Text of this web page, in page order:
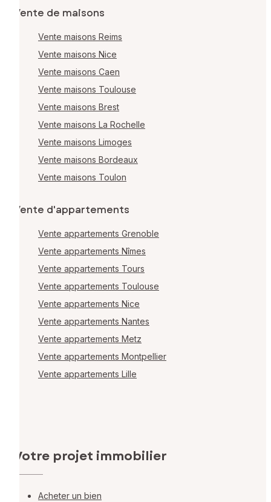
Vente de maisons
Vente maisons Reims
Vente maisons Nice
Vente maisons Caen
Vente maisons Toulouse
Vente maisons Brest
Vente maisons La Rochelle
Vente maisons Limoges
Vente maisons Bordeaux
Vente maisons Toulon
Vente d'appartements
Vente appartements Grenoble
Vente appartements Nîmes
Vente appartements Tours
Vente appartements Toulouse
Vente appartements Nice
Vente appartements Nantes
Vente appartements Metz
Vente appartements Montpellier
Vente appartements Lille
Votre projet immobilier
Acheter un bien